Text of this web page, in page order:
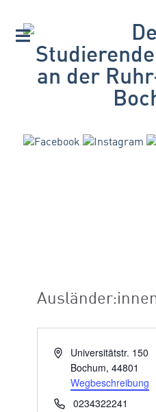
AdresseUniversitätstr. 150
Bochum, 44801
Wegbeschreibung
Telefon0234322241